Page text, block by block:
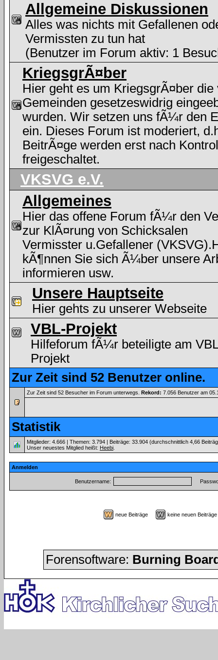
Allgemeine Diskussionen
Alles was nichts mit Gefallenen
Vermissten zu tun hat
(Benutzer im Forum aktiv: 1
KriegsgrÃ¤ber
Hier geht es um KriegsgrÃ¤ber die
Gemeinden gesetzeswidrig
wurden. Wir setzen uns fÃ¼r den
ein. Dieses Forum ist moderiert,
BeitrÃ¤ge werden erst nach
freigeschaltet.
VKSVG e.V.
Allgemeines
Hier das offene Forum fÃ¼r den
zur KlÃ¤rung von Schicksalen
Vermisster u.Gefallener
kÃ¶nnen Sie sich Ã¼ber unsere
informieren usw.
Unsere Hauptseite
Hier gehts zu unserer Webseite
VBL-Projekt
Hilfeforum fÃ¼r beteiligte am
Projekt
Zur Zeit sind 52 Benutzer online.
Zur Zeit sind 52 Besucher im Forum unterwegs. Rekord: 7.056 Benutzer am
Statistik
Mitglieder: 4.666 | Themen: 3.794 | Beiträge: 33.904 (durchschnittlich 4,66
Unser neuestes Mitglied heißt: Heebi
Anmelden
Benutzername:
neue Beiträge keine neuen
Forensoftware: Burning